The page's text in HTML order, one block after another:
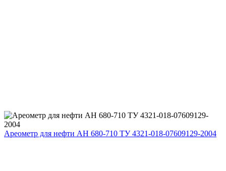
Ареометр для нефти АН 680-710 ТУ 4321-018-07609129-2004